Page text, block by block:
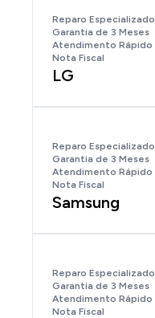
Reparo Especializado
Garantia de 3 Meses
Atendimento Rápido
Nota Fiscal
LG
Reparo Especializado
Garantia de 3 Meses
Atendimento Rápido
Nota Fiscal
Samsung
Reparo Especializado
Garantia de 3 Meses
Atendimento Rápido
Nota Fiscal